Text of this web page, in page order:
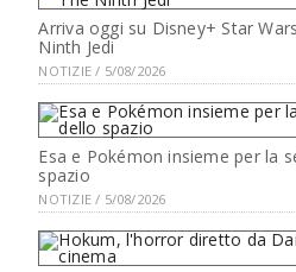
Arriva oggi su Disney+ Star
Ninth Jedi
NOTIZIE / 5/08/2026
Esa e Pokémon insieme per la
spazio
NOTIZIE / 5/08/2026